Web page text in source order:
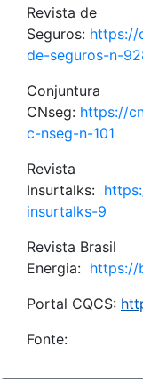
Revista de
Seguros: https://
de-seguros-n-
Conjuntura
CNseg: https://
c-nseg-n-101
Revista
Insurtalks:
insurtalks-9
Revista Brasil
Energia: https://
Portal CQCS:
Fonte: